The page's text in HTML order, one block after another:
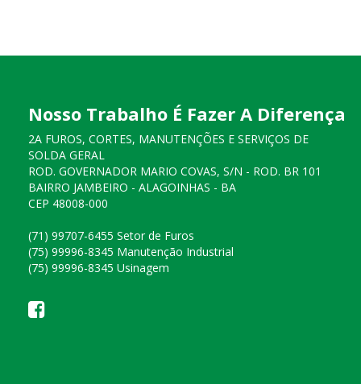
Nosso Trabalho É Fazer A Diferença
2A FUROS, CORTES, MANUTENÇÕES E SERVIÇOS DE
SOLDA GERAL
ROD. GOVERNADOR MARIO COVAS, S/N - ROD. BR 101
BAIRRO JAMBEIRO - ALAGOINHAS - BA
CEP 48008-000
(71) 99707-6455 Setor de Furos
(75) 99996-8345 Manutenção Industrial
(75) 99996-8345 Usinagem